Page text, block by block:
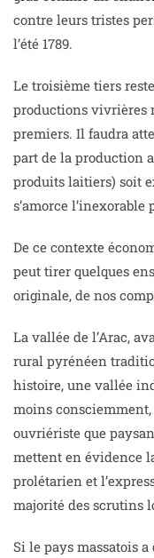
contre leurs tristes
l’été 1789.
Le troisième tiers
productions vivrières
premiers. Il faudra
part de la production
produits laitiers) soit
s’amorce l’inexorable
De ce contexte
peut tirer quelques
originale, de nos
La vallée de l’Arac,
rural pyrénéen
histoire, une vallée
moins
ouvriériste que
mettent en évidence
prolétarien et
majorité des scrutins
Si le pays massatois